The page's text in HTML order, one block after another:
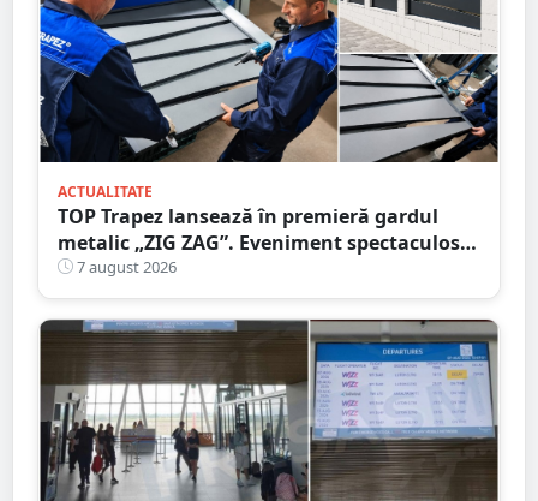
ACTUALITATE
TOP Trapez lansează în premieră gardul
metalic „ZIG ZAG”. Eveniment spectaculos
în Grădina Romei
7 august 2026